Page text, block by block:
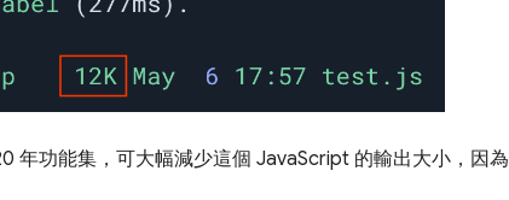
年功能集，可大幅減少這個 JavaScript 的輸出大小，因為